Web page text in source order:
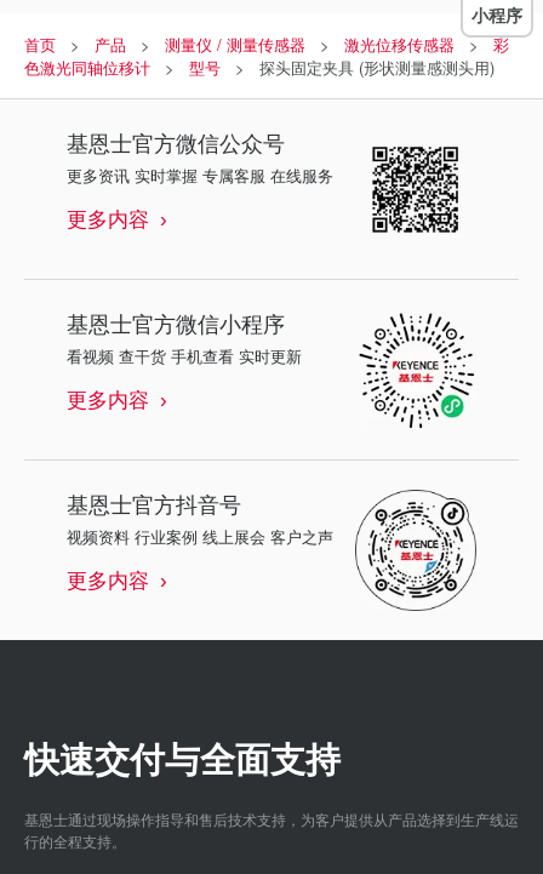
首页 产品 测量仪 / 测量传感器 激光位移传感器
彩
色激光同轴位移计
型号 探头固定夹具 (形状测量感测头用)
基恩士官方微信公众号
更多资讯 实时掌握 专属客服 在线服务
更多内容
基恩士官方微信小程序
看视频 查干货 手机查看 实时更新
更多内容
基恩士官方抖音号
视频资料 行业案例 线上展会 客户之声
更多内容
快速交付与全面支持
基恩士通过现场操作指导和售后技术支持，为客户提供从产品选择到生产线运
行的全程支持。
小程序